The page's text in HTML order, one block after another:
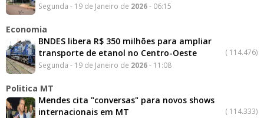
Segunda - 19 de Janeiro de 2026- 06:15
Economia
BNDES libera R$ 350 milhões para ampliar
transporte de etanol no Centro-Oeste
( 114.476)
Segunda - 19 de Janeiro de 2026- 11:08
Politica MT
Mendes cita "conversas" para novos shows
internacionais em MT
( 114.333)